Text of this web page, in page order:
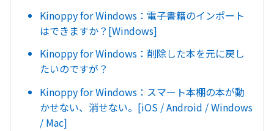
Kinoppy for Windows：電子書籍のインポート
はできますか？[Windows]
Kinoppy for Windows：削除した本を元に戻し
たいのですが？
Kinoppy for Windows：スマート本棚の本が動
かせない、消せない。[iOS / Android / Windows
/ Mac]